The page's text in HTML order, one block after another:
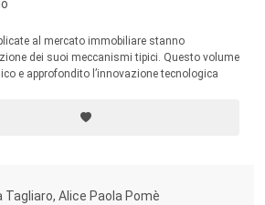
al mercato immobiliare stanno
dei suoi meccanismi tipici. Questo volume
e approfondito l’innovazione tecnologica
economy nel settore immobiliare.
Tagliaro, Alice Paola Pomè